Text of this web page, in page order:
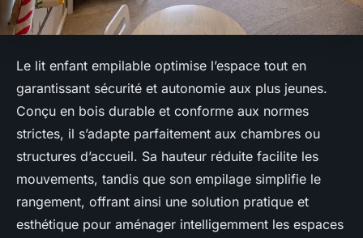
Le lit enfant empilable optimise l’espace tout en
garantissant sécurité et autonomie aux plus jeunes.
Conçu en bois durable et conforme aux normes
strictes, il s’adapte parfaitement aux chambres ou
structures d’accueil. Sa hauteur réduite facilite les
mouvements, tandis que son empilage simplifie le
rangement, offrant ainsi une solution pratique et
esthétique pour aménager intelligemment les espaces